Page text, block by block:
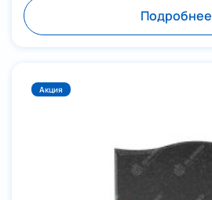
Подробнее
Акция